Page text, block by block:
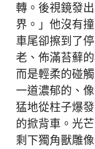
轉。後視鏡發
界。」他沒有
車尾卻擦到了
老、佈滿苔蘚
而是輕柔的碰
一道濃郁的、
猛地從柱子爆
的掀背車。光
剩下獨角獸雕